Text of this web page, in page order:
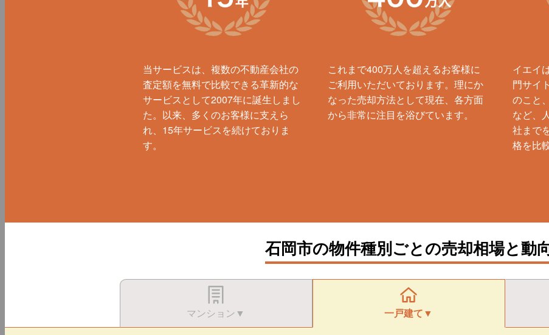
当サービスは、複数の不動産会社の
査定額を無料で比較できる革新的な
サービスとして2007年に誕生しまし
た。以来、多くのお客様に支えら
れ、15年サービスを続けておりま
す。
これまで400万人を超えるお客様に
ご利用いただいております。理にか
なった売却方法として現在、各方面
から非常に注目を浴びています。
イエイ
門サイ
のこと
など、
社まで
格を比
石岡市の物件種別ごとの売却相場と動
マンション▼ 一戸建て▼